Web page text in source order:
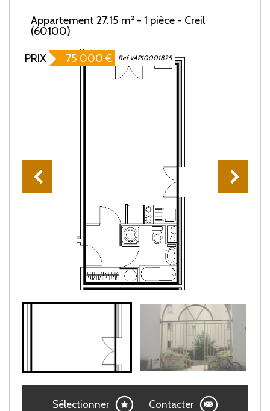
Appartement 27.15 m² - 1 pièce - Creil
(60100)
PRIX
75 000 € Ref VAP10001825
Sélectionner Contacter